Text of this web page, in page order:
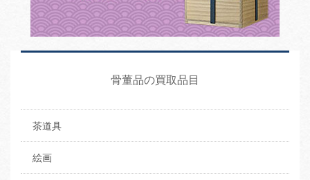
骨董品の買取品目
茶道具
絵画